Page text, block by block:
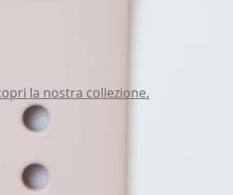
la nostra collezione.